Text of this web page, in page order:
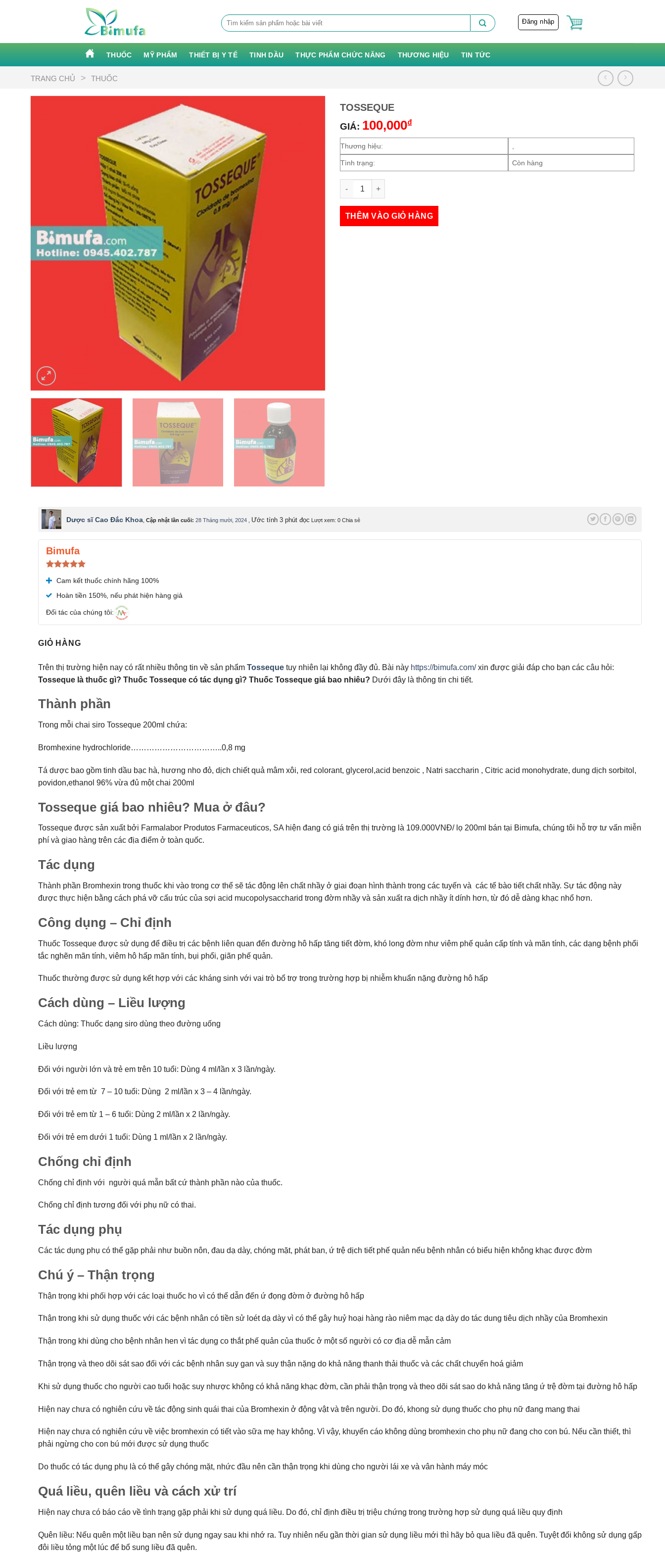
Tìm
kiếm:
Đăng nhập
THUỐC MỸ PHẨM THIẾT BỊ Y TẾ TINH DẦU THỰC PHẨM CHỨC NĂNG THƯƠNG HIỆU TIN TỨC
TRANG CHỦ > THUỐC
TOSSEQUE
GIÁ: 100,000₫
Thương hiệu:
Tình trạng: Còn hàng
THÊM VÀO GIỎ HÀNG
Dược sĩ Cao Đắc Khoa, Cập nhật lần cuối: 28 Tháng mười, 2024 , Ước tính 3 phút đọc Lượt xem: 0 Chia sẻ
Bimufa
hạng5.00
5 sao
Cam kết thuốc chính hãng 100%
Hoàn tiền 150%, nếu phát hiện hàng giả
Đối tác của chúng tôi:
GIỎ HÀNG
Trên thị trường hiện nay có rất nhiều thông tin về sản phẩm Tosseque tuy nhiên lại không đầy đủ. Bài này https://bimufa.com/ xin được giải đáp cho bạn các câu hỏi:
Tosseque là thuốc gì? Thuốc Tosseque có tác dụng gì? Thuốc Tosseque giá bao nhiêu? Dưới đây là thông tin chi tiết.
Thành phần
Trong mỗi chai siro Tosseque 200ml chứa:
Bromhexine hydrochloride……………………………..0,8 mg
Tá dược bao gồm tinh dầu bạc hà, hương nho đỏ, dịch chiết quả mâm xôi, red colorant, glycerol,acid benzoic , Natri saccharin , Citric acid monohydrate, dung dịch sorbitol,
povidon,ethanol 96% vừa đủ một chai 200ml
Tosseque giá bao nhiêu? Mua ở đâu?
Tosseque được sản xuất bởi Farmalabor Produtos Farmaceuticos, SA hiện đang có giá trên thị trường là 109.000VNĐ/ lọ 200ml bán tại Bimufa, chúng tôi hỗ trợ tư vấn miễn
phí và giao hàng trên các địa điểm ở toàn quốc.
Tác dụng
Thành phần Bromhexin trong thuốc khi vào trong cơ thể sẽ tác động lên chất nhầy ở giai đoạn hình thành trong các tuyến và các tế bào tiết chất nhầy. Sự tác động này
được thực hiện bằng cách phá vỡ cấu trúc của sợi acid mucopolysaccharid trong đờm nhầy và sản xuất ra dịch nhầy ít dính hơn, từ đó dễ dàng khạc nhổ hơn.
Công dụng – Chỉ định
Thuốc Tosseque được sử dụng để điều trị các bệnh liên quan đến đường hô hấp tăng tiết đờm, khó long đờm như viêm phế quản cấp tính và mãn tính, các dạng bệnh phổi
tắc nghẽn mãn tính, viêm hô hấp mãn tính, bụi phổi, giãn phế quản.
Thuốc thường được sử dụng kết hợp với các kháng sinh với vai trò bổ trợ trong trường hợp bị nhiễm khuẩn nặng đường hô hấp
Cách dùng – Liều lượng
Cách dùng: Thuốc dạng siro dùng theo đường uống
Liều lượng
Đối với người lớn và trẻ em trên 10 tuổi: Dùng 4 ml/lần x 3 lần/ngày.
Đối với trẻ em từ 7 – 10 tuổi: Dùng 2 ml/lần x 3 – 4 lần/ngày.
Đối với trẻ em từ 1 – 6 tuổi: Dùng 2 ml/lần x 2 lần/ngày.
Đối với trẻ em dưới 1 tuổi: Dùng 1 ml/lần x 2 lần/ngày.
Chống chỉ định
Chống chỉ định với người quá mẫn bất cứ thành phần nào của thuốc.
Chống chỉ định tương đối với phụ nữ có thai.
Tác dụng phụ
Các tác dụng phụ có thể gặp phải như buồn nôn, đau dạ dày, chóng mặt, phát ban, ứ trệ dịch tiết phế quản nếu bệnh nhân có biểu hiện không khạc được đờm
Chú ý – Thận trọng
Thận trọng khi phối hợp với các loại thuốc ho vì có thể dẫn đến ứ đọng đờm ở đường hô hấp
Thận trong khi sử dụng thuốc với các bệnh nhân có tiền sử loét dạ dày vì có thể gây huỷ hoại hàng rào niêm mạc dạ dày do tác dung tiêu dịch nhầy của Bromhexin
Thận trong khi dùng cho bệnh nhân hen vì tác dụng co thắt phế quản của thuốc ở một số người có cơ địa dễ mẫn cảm
Thận trọng và theo dõi sát sao đối với các bệnh nhân suy gan và suy thận nặng do khả năng thanh thải thuốc và các chất chuyển hoá giảm
Khi sử dụng thuốc cho người cao tuổi hoặc suy nhược không có khả năng khạc đờm, cần phải thận trọng và theo dõi sát sao do khả năng tăng ứ trệ đờm tại đường hô hấp
Hiện nay chưa có nghiên cứu về tác động sinh quái thai của Bromhexin ở động vật và trên người. Do đó, khong sử dụng thuốc cho phụ nữ đang mang thai
Hiện nay chưa có nghiên cứu về việc bromhexin có tiết vào sữa mẹ hay không. Vì vậy, khuyến cáo không dùng bromhexin cho phụ nữ đang cho con bú. Nếu cần thiết, thì
phải ngừng cho con bú mới được sử dụng thuốc
Do thuốc có tác dụng phụ là có thể gây chóng mặt, nhức đầu nên cần thận trọng khi dùng cho người lái xe và vân hành máy móc
Quá liều, quên liều và cách xử trí
Hiện nay chưa có báo cáo về tình trạng gặp phải khi sử dụng quá liều. Do đó, chỉ định điều trị triệu chứng trong trường hợp sử dụng quá liều quy định
Quên liều: Nếu quên một liều bạn nên sử dụng ngay sau khi nhớ ra. Tuy nhiên nếu gần thời gian sử dụng liều mới thì hãy bỏ qua liều đã quên. Tuyệt đối không sử dụng gấp
đôi liều tỏng một lúc để bổ sung liều đã quên.